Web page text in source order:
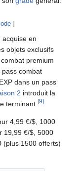
]
acquise en
objets exclusifs
premium
combat
dans un pass
2 introduit la
terminant. [9]
4,99 €/$, 1000
19,99 €/$, 5000
(plus 1500 offerts)